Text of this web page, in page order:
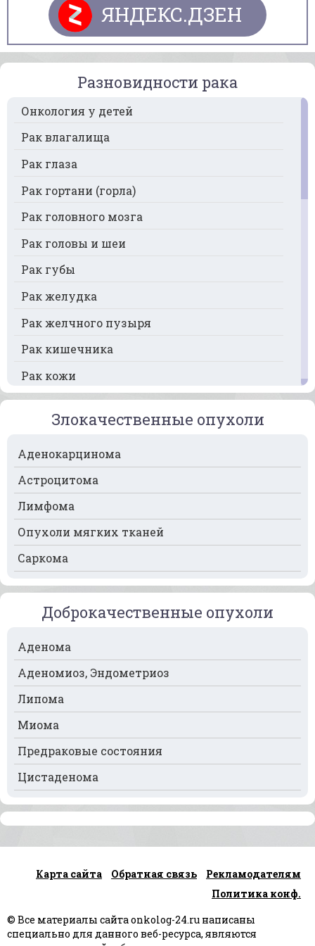
ЯНДЕКС.ДЗЕН
Разновидности рака
Онкология у детей
Рак влагалища
Рак глаза
Рак гортани (горла)
Рак головного мозга
Рак головы и шеи
Рак губы
Рак желудка
Рак желчного пузыря
Рак кишечника
Рак кожи
Рак кости
Рак крови
Рак легких
Рак лимфоузлов
Рак молочной железы
Рак мочевого пузыря
Рак носа
Рак печени
Рак пищевода
Рак поджелудочной железы
Рак предстательной железы
Рак почек
Рак селезёнки
Рак сердца
Рак спинного мозга
Рак шейки матки
Рак языка
Рак яичников
Злокачественные опухоли
Аденокарцинома
Астроцитома
Лимфома
Опухоли мягких тканей
Саркома
Доброкачественные опухоли
Аденома
Аденомиоз, Эндометриоз
Липома
Миома
Предраковые состояния
Цистаденома
Карта сайта Обратная связь
Рекламодателям
Политика конф.
© Все материалы сайта onkolog-24.ru написаны
специально для данного веб-ресурса, являются